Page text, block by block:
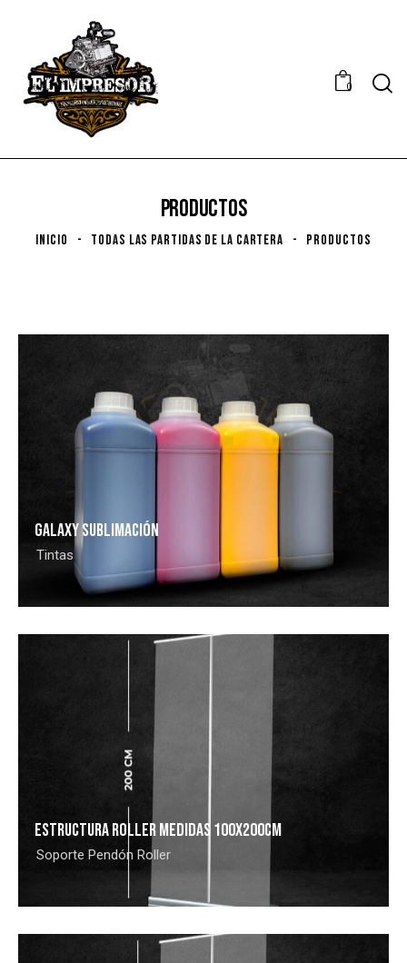
0
PRODUCTOS
INICIO TODAS LAS PARTIDAS DE LA CARTERA PRODUCTOS
GALAXY SUBLIMACIÓN
Tintas
ESTRUCTURA ROLLER MEDIDAS 100X200CM
Soporte Pendón Roller